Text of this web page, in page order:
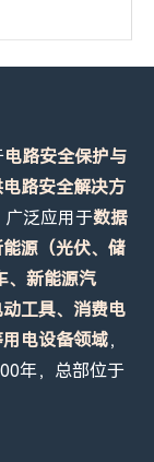
电路安全保护与
路安全解决方
广泛应用于数据
源（光伏、储
、新能源汽
工具、消费电
电设备领域，
年，总部位于